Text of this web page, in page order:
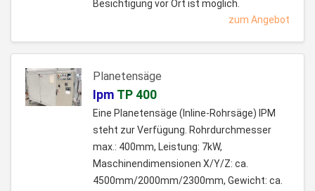
Besichtigung vor Ort ist möglich.
zum Angebot
Planetensäge
Ipm TP 400
Eine Planetensäge (Inline-Rohrsäge) IPM
steht zur Verfügung. Rohrdurchmesser
max.: 400mm, Leistung: 7kW,
Maschinendimensionen X/Y/Z: ca.
4500mm/2000mm/2300mm, Gewicht: ca.